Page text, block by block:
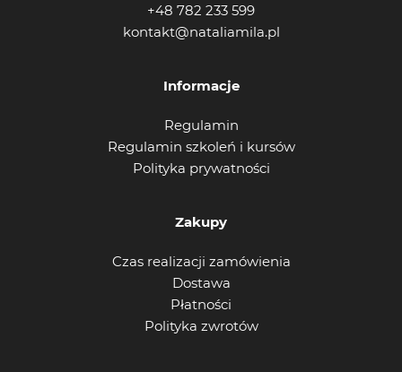
+48 782 233 599
kontakt@nataliamila.pl
Informacje
Regulamin
Regulamin szkoleń i kursów
Polityka prywatności
Zakupy
Czas realizacji zamówienia
Dostawa
Płatności
Polityka zwrotów